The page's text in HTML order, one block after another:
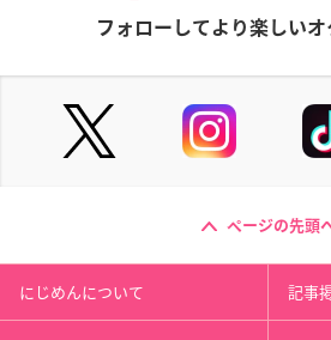
フォローしてより楽しいオ
ページの先頭
にじめんについて 記事